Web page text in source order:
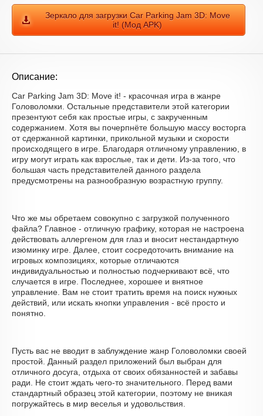
Зеркало для загрузки Car Parking Jam 3D: Move
it! (Мод APK)
Описание:
Car Parking Jam 3D: Move it! - красочная игра в жанре
Головоломки. Остальные представители этой категории
презентуют себя как простые игры, с закрученным
содержанием. Хотя вы почерпнёте большую массу восторга
от сдержанной картинки, прикольной музыки и скорости
происходящего в игре. Благодаря отличному управлению, в
игру могут играть как взрослые, так и дети. Из-за того, что
большая часть представителей данного раздела
предусмотрены на разнообразную возрастную группу.
Что же мы обретаем совокупно с загрузкой полученного
файла? Главное - отличную графику, которая не настроена
действовать аллергеном для глаз и вносит нестандартную
изюминку игре. Далее, стоит сосредоточить внимание на
игровых композициях, которые отличаются
индивидуальностью и полностью подчеркивают всё, что
случается в игре. Последнее, хорошее и внятное
управление. Вам не стоит тратить время на поиск нужных
действий, или искать кнопки управления - всё просто и
понятно.
Пусть вас не вводит в заблуждение жанр Головоломки своей
простой. Данный раздел приложений был выбран для
отличного досуга, отдыха от своих обязанностей и забавы
ради. Не стоит ждать чего-то значительного. Перед вами
стандартный образец этой категории, поэтому не вникая
погружайтесь в мир веселья и удовольствия.